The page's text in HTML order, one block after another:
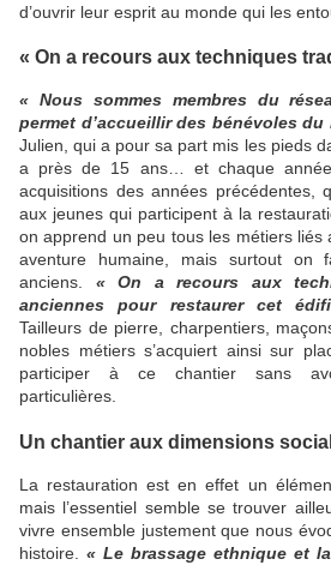
d’ouvrir leur esprit au monde qui les
« On a recours aux techniques
« Nous sommes membres du
permet d’accueillir des bénévoles du
Julien, qui a pour sa part mis les pieds
a près de 15 ans… et chaque
acquisitions des années précédentes,
aux jeunes qui participent à la
on apprend un peu tous les métiers liés
aventure humaine, mais surtout on
anciens. « On a recours aux
anciennes pour restaurer cet
Tailleurs de pierre, charpentiers,
nobles métiers s’acquiert ainsi sur
participer à ce chantier sans
particulières.
Un chantier aux dimensions
La restauration est en effet un
mais l’essentiel semble se trouver
vivre ensemble justement que nous
histoire.
« Le brassage ethnique et